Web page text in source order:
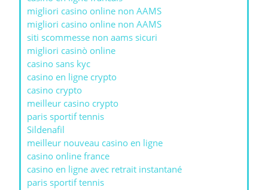
migliori casino online non AAMS
migliori casino online non AAMS
siti scommesse non aams sicuri
migliori casinò online
casino sans kyc
casino en ligne crypto
casino crypto
meilleur casino crypto
paris sportif tennis
Sildenafil
meilleur nouveau casino en ligne
casino online france
casino en ligne avec retrait instantané
paris sportif tennis